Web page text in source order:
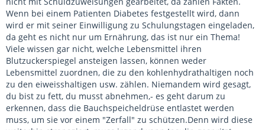
Wenn bei einem Patienten Diabetes festgestellt wird, dann
wird er mit seiner Einwilligung zu Schulungstagen eingeladen,
da geht es nicht nur um Ernährung, das ist nur ein Thema!
Viele wissen gar nicht, welche Lebensmittel ihren
Blutzuckerspiegel ansteigen lassen, können weder
Lebensmittel zuordnen, die zu den kohlenhydrathaltigen noch
zu den eiweisshaltigen usw. zählen. Niemandem wird gesagt,
du bist zu fett, du musst abnehmen,- es geht darum zu
erkennen, dass die Bauchspeicheldrüse entlastet werden
muss, um sie vor einem "Zerfall" zu schützen.Denn wird diese